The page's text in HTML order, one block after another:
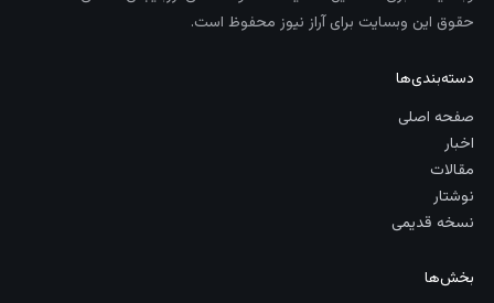
حقوق این وبسایت برای آراز نیوز محفوظ است.
دسته‌بندی‌ها
صفحه اصلی
اخبار
مقالات
نوشتار
نسخه قدیمی
بخش‌ها